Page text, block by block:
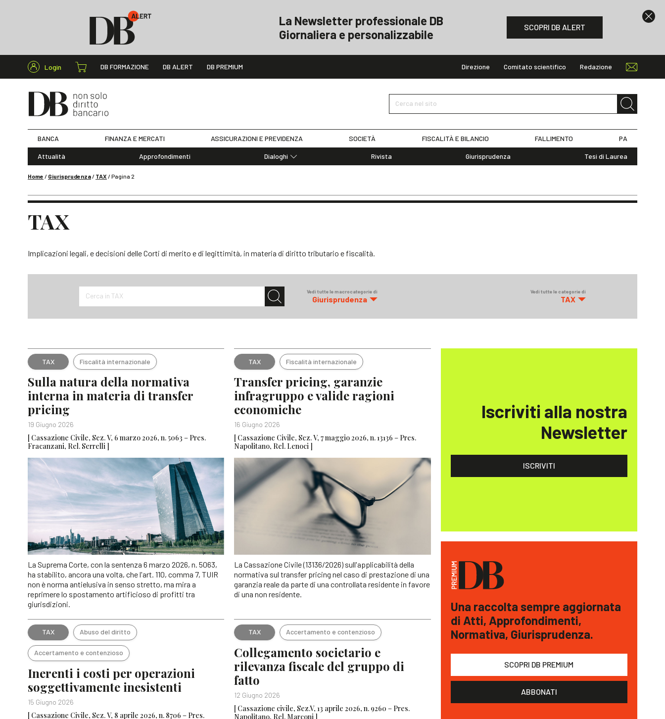
La Newsletter professionale DB
Giornaliera e personalizzabile
SCOPRI DB ALERT
Login DB FORMAZIONE DB ALERT DB PREMIUM Direzione Comitato scientifico Redazione
Cerca nel sito
BANCA FINANZA E MERCATI ASSICURAZIONI E PREVIDENZA SOCIETÀ FISCALITÀ E BILANCIO FALLIMENTO PA
Attualità Approfondimenti
Dialoghi
Articoli
Rivista Giurisprudenza Tesi di Laurea
Home / Giurisprudenza/ TAX /Pagina 2
TAX
Implicazioni legali, e decisioni delle Corti di merito e di legittimità, in materia di diritto tributario e fiscalità.
Cerca in TAX Vedi tutte le macrocategorie di
Giurisprudenza
Vedi tutte le categorie di
TAX
TAX Fiscalità internazionale
Sulla natura della normativa
interna in materia di transfer
pricing
19 Giugno 2026
[ Cassazione Civile, Sez. V, 6 marzo 2026, n. 5063 – Pres.
Fracanzani, Rel. Serrelli ]
La Suprema Corte, con la sentenza 6 marzo 2026, n. 5063,
ha stabilito, ancora una volta, che l'art. 110, comma 7, TUIR
non è norma antielusiva in senso stretto, ma mira a
reprimere lo spostamento artificioso di profitti tra
giurisdizioni.
TAX Fiscalità internazionale
Transfer pricing, garanzie
infragruppo e valide ragioni
economiche
16 Giugno 2026
[ Cassazione Civile, Sez. V, 7 maggio 2026, n. 13136 – Pres.
Napolitano, Rel. Lenoci ]
La Cassazione Civile (13136/2026) sull'applicabilità della
normativa sul transfer pricing nel caso di prestazione di una
garanzia reale da parte di una controllata residente in favore
di una non residente.
TAX Abuso del diritto
Accertamento e contenzioso
Inerenti i costi per operazioni
soggettivamente inesistenti
15 Giugno 2026
[ Cassazione Civile, Sez. V, 8 aprile 2026, n. 8706 – Pres.
TAX Accertamento e contenzioso
Collegamento societario e
rilevanza fiscale del gruppo di
fatto
12 Giugno 2026
[ Cassazione civile, Sez.V, 13 aprile 2026, n. 9260 – Pres.
Napolitano, Rel. Marconi ]
Iscriviti alla nostra
Newsletter
ISCRIVITI
Una raccolta sempre aggiornata
di Atti, Approfondimenti,
Normativa, Giurisprudenza.
SCOPRI DB PREMIUM
ABBONATI